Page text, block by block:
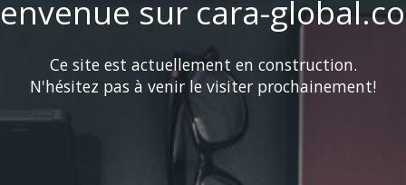
sur cara-
Ce site est actuellement en construction.
N'hésitez pas à venir le visiter prochainement!